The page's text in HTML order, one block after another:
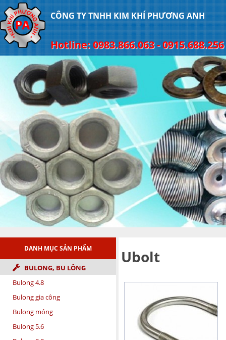
CÔNG TY TNHH KIM KHÍ PHƯƠNG ANH
Hotline: 0983.866.063 - 0915.688.256
DANH MỤC SẢN PHẨM
BULONG, BU LÔNG
Bulong 4.8
Bulong gia công
Bulong móng
Bulong 5.6
Ubolt